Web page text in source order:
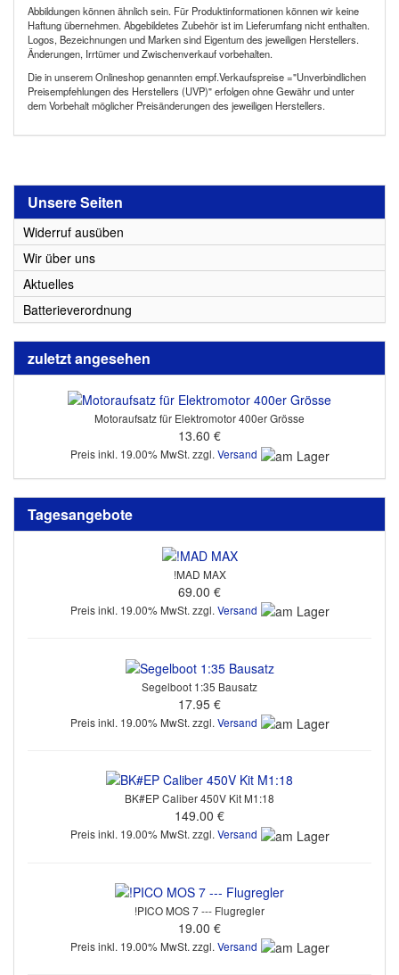
Abbildungen können ähnlich sein. Für Produktinformationen können wir keine
Haftung übernehmen. Abgebildetes Zubehör ist im Lieferumfang nicht enthalten.
Logos, Bezeichnungen und Marken sind Eigentum des jeweiligen Herstellers.
Änderungen, Irrtümer und Zwischenverkauf vorbehalten.
Die in unserem Onlineshop genannten empf.Verkaufspreise ="Unverbindlichen
Preisempfehlungen des Herstellers (UVP)" erfolgen ohne Gewähr und unter
dem Vorbehalt möglicher Preisänderungen des jeweiligen Herstellers.
Unsere Seiten
Widerruf ausüben
Wir über uns
Aktuelles
Batterieverordnung
zuletzt angesehen
Motoraufsatz für Elektromotor 400er Grösse
13.60 €
Preis inkl. 19.00% MwSt. zzgl.Versand
Tagesangebote
!MAD MAX
69.00 €
Preis inkl. 19.00% MwSt. zzgl. Versand
Segelboot 1:35 Bausatz
17.95 €
Preis inkl. 19.00% MwSt. zzgl. Versand
BK#EP Caliber 450V Kit M1:18
149.00 €
Preis inkl. 19.00% MwSt. zzgl.Versand
!PICO MOS 7 --- Flugregler
19.00 €
Preis inkl. 19.00% MwSt. zzgl. Versand